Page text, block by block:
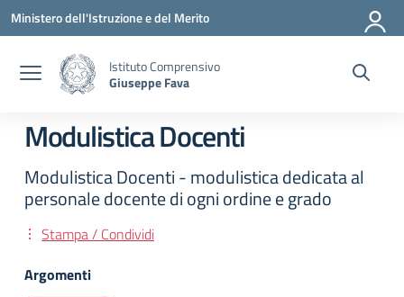
Vai ai contenuti
Vai al menu di navigazione
Vai al footer
Ministero dell'Istruzione e del Merito
Istituto Comprensivo
Giuseppe Fava
Modulistica Docenti
Modulistica Docenti - modulistica dedicata al
personale docente di ogni ordine e grado
Stampa / Condividi
Argomenti